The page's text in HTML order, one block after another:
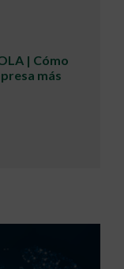
| Cómo
más